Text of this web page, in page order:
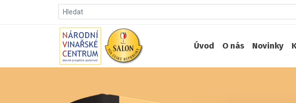
Úvod O nás Novinky